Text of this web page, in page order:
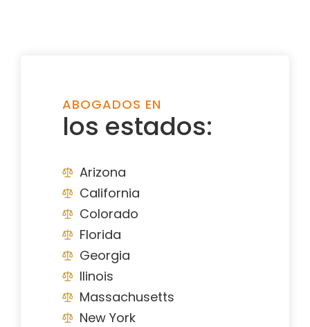
ABOGADOS EN
los estados:
Arizona
California
Colorado
Florida
Georgia
Ilinois
Massachusetts
New York